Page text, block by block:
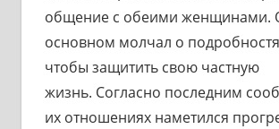
общение с обеими женщинами.
основном молчал о
чтобы защитить свою частную
жизнь. Согласно последним
их отношениях наметился